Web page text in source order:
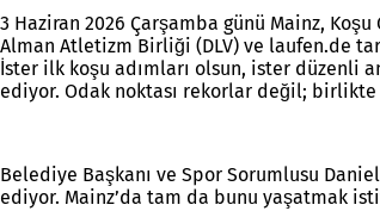
3 Haziran 2026 Çarşamba günü Mainz,
Alman Atletizm Birliği (DLV) ve laufen.de
İster ilk koşu adımları olsun, ister düzenli
ediyor. Odak noktası rekorlar değil;
Belediye Başkanı ve Spor Sorumlusu
ediyor. Mainz’da tam da bunu yaşatmak